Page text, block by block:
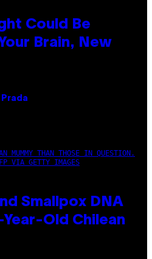
Could Be
Brain, New
Prada
MUMMY THAN THOSE IN QUESTION.
VIA GETTY IMAGES
Smallpox DNA
Old Chilean